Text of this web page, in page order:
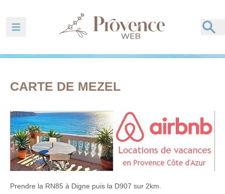
Ouvrir la barre de navigation
CARTE DE MEZEL
Prendre la RN85 à Digne puis la D907 sur 2km.